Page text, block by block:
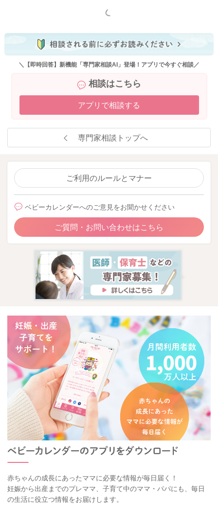
もっと見る
＼【即時回答】新機能「専門家相談AI」登場！アプリで今すぐ相談／
相談はこちら
アプリで相談する
専門家相談トップへ
ご利用のルールとマナー
ベビーカレンダーへのご意見をお聞かせください
ご質問・お問い合わせはこちら
赤ちゃんの成長にあったママに必要な情報が毎日届く！
妊娠から出産までのプレママ、子育て中のママ・パパにも、毎日
の生活に役立つ情報をお届けします。